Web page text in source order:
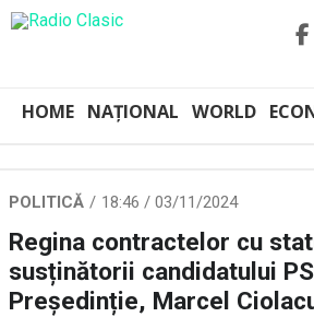
HOME NAȚIONAL WORLD
POLITICĂ 18:46 / 03/11/2024
Regina contractelor cu
susținătorii candidatului
Președinție, Marcel